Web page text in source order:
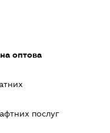
оптова
послуг